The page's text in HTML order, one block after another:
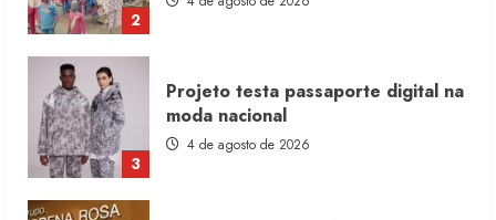
3
4
Morena Rosa lança franquia com
estoque consignado
4 de agosto de 2026